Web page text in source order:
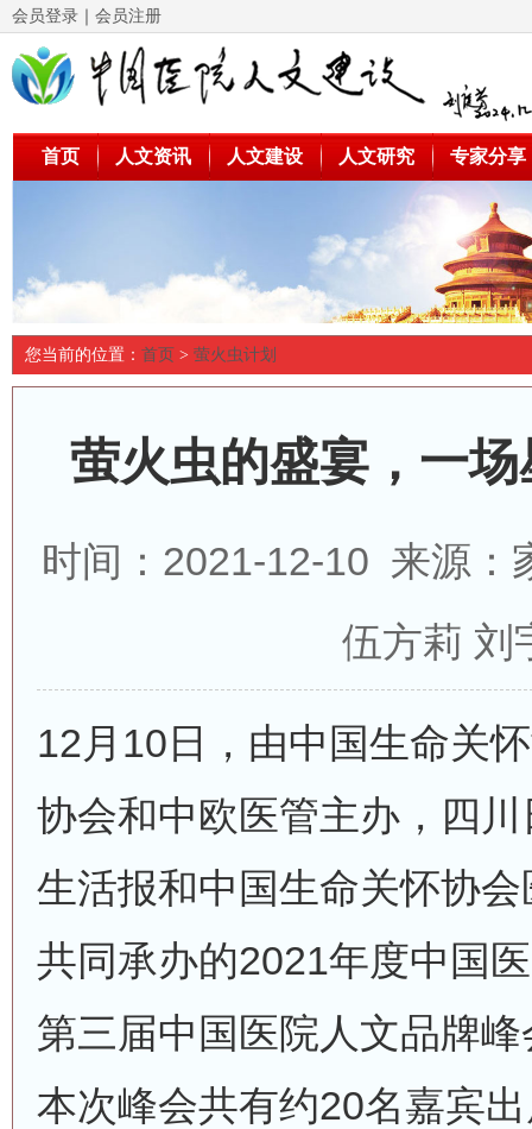
会员登录 ｜ 会员注册
首页 人文资讯 人文建设 人文研究 专家分享
您当前的位置： 首页 > 萤火虫计划
萤火虫的盛宴，一
时间：2021-12-10 来源：
伍方莉 刘
12月10日，由中国生命关
协会和中欧医管主办，四
生活报和中国生命关怀协
共同承办的2021年度中国
第三届中国医院人文品牌
本次峰会共有约20名嘉宾